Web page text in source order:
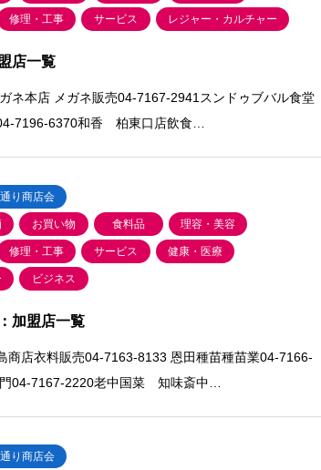
修理・工事 サービス レジャー・カルチャー
店一覧
ネ本店 メガネ販売04-7167-2941スンドゥブバル食堂
7196-6370和香 柏東口店飲食…
り商店会
お買い物 食料品 理容・美容
修理・工事 サービス 健康・医療
ビジネス
加盟店一覧
商店衣料販売04-7163-8133 恩田種苗種苗業04-7166-
04-7167-2220老中国菜 知味斎中…
り商店会